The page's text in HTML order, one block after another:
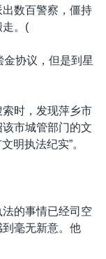
数百警察，僵持
走。(
协议，但是到星
时，发现萍乡市
市城管部门的文
明执法纪实”。
的事情已经司空
毫无新意。他